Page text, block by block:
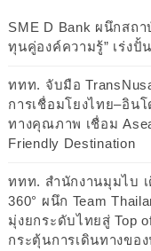
SME D Bank ผนึกสถ
ทุนคู่องค์ความรู้” เร่งปั้
ททท. จับมือ
การเชื่อมโยงไทย–อิน
ทางคุณภาพ เชื่อม
Friendly Destination
ททท. สำนักงานมุมไบ
360° ผนึก Team
มุ่งยกระดับไทยสู่ Top
กระตุ้นการเดินทางขอ